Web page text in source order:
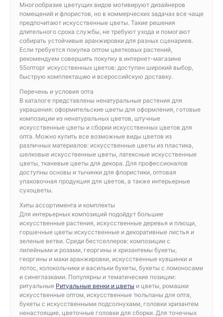
Многообразие цветущих видов мотивируют дизайнеров
помещений и флористов, но в коммерческих задачах все чаще
предпочитают искусственные цветы. Такие решения
длительного срока службы, не требуют ухода и помогают
собирать устойчивые аранжировки для разных сценариев.
Если требуется покупка оптом цветковых растений,
рекомендуем совершить покупку в интернет-магазине
55опторг искусственных цветов: доступен широкий выбор,
быструю комплектацию и всероссийскую доставку.
Перечень и условия опта
В каталоге представлены ненатуральные растения для
украшения: оформительские цветы для оформления, готовые
композиции из ненатуральных цветов, штучные
искусственные цветы и сборки искусственных цветов для
опта. Можно купить все возможные виды цветов из
различных материалов: искусственные цветы из пластика,
шелковые искусственные цветы, латексные искусственные
цветы, тканевые цветы для декора. Для профессионалов
доступны основы и тычинки для флористики, оптовая
упаковочная продукция для цветов, а также интерьерные
сухоцветы.
Хиты ассортимента и комплекты
Для интерьерных композиций подойдут большие
искусственные растения, искусственные деревья и плющи,
горшечные цветы искусственные и декоративные листья и
зеленые ветви. Среди бестселлеров: композиции с
лилейными и розами, георгины и хризантемы букеты,
георгины и маки аранжировки, искусственные кувшинки и
лотос, колокольчики и васильки букеты, букеты с ломоносами
и синеглазками. Популярны и тематические позиции:
ритуальные Ритуальные венки и цветы и цветы, ромашки
искусственные оптом, искусственные тюльпаны для опта,
букеты с искусственными подсолнухами, головки хризантем
ненастоящие, цветочные головки для сборки. Для точечных